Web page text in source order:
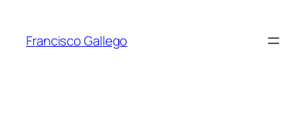
contenido
Francisco Gallego